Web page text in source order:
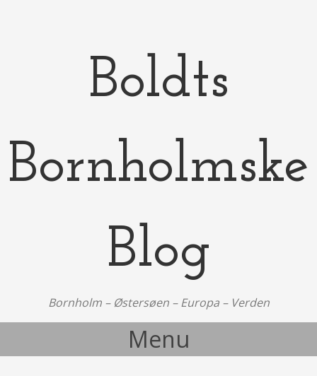
Boldts
Bornholmske
Blog
Bornholm – Østersøen – Europa – Verden
Menu